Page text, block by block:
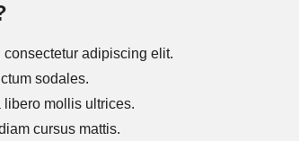
consectetur adipiscing elit.
sodales.
mollis ultrices.
cursus mattis.